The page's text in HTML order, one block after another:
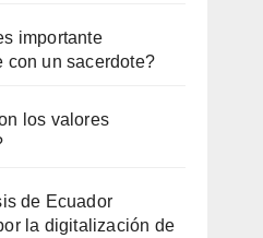
importante
con un sacerdote?
los valores
de Ecuador
la digitalización de